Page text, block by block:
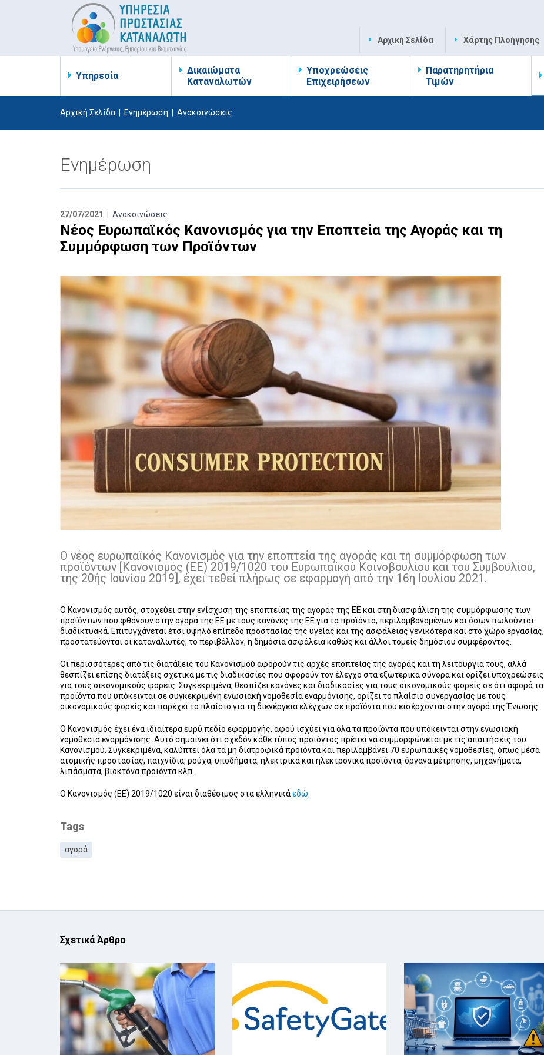
Αρχική Σελίδα Χάρτης Πλοήγησης
Υπηρεσία
Δικαιώματα
Καταναλωτών
Υποχρεώσεις
Επιχειρήσεων
Παρατηρητήρια
Τιμών
Αρχική Σελίδα Ενημέρωση Ανακοινώσεις
Ενημέρωση
27/07/2021 | Ανακοινώσεις
Νέος Ευρωπαϊκός Κανονισμός για την Εποπτεία της Αγοράς και τη
Συμμόρφωση των Προϊόντων
Ο νέος ευρωπαϊκός Κανονισμός για την εποπτεία της αγοράς και τη συμμόρφωση των
προϊόντων [Κανονισμός (ΕΕ) 2019/1020 του Ευρωπαϊκού Κοινοβουλίου και του Συμβουλίου,
της 20ής Ιουνίου 2019], έχει τεθεί πλήρως σε εφαρμογή από την 16η Ιουλίου 2021.
Ο Κανονισμός αυτός, στοχεύει στην ενίσχυση της εποπτείας της αγοράς της ΕΕ και στη διασφάλιση της συμμόρφωσης των
προϊόντων που φθάνουν στην αγορά της ΕΕ με τους κανόνες της ΕΕ για τα προϊόντα, περιλαμβανομένων και όσων πωλούνται
διαδικτυακά. Επιτυγχάνεται έτσι υψηλό επίπεδο προστασίας της υγείας και της ασφάλειας γενικότερα και στο χώρο εργασίας,
προστατεύονται οι καταναλωτές, το περιβάλλον, η δημόσια ασφάλεια καθώς και άλλοι τομείς δημόσιου συμφέροντος.
Οι περισσότερες από τις διατάξεις του Κανονισμού αφορούν τις αρχές εποπτείας της αγοράς και τη λειτουργία τους, αλλά
θεσπίζει επίσης διατάξεις σχετικά με τις διαδικασίες που αφορούν τον έλεγχο στα εξωτερικά σύνορα και ορίζει υποχρεώσεις
για τους οικονομικούς φορείς. Συγκεκριμένα, θεσπίζει κανόνες και διαδικασίες για τους οικονομικούς φορείς σε ότι αφορά τα
προϊόντα που υπόκεινται σε συγκεκριμένη ενωσιακή νομοθεσία εναρμόνισης, ορίζει το πλαίσιο συνεργασίας με τους
οικονομικούς φορείς και παρέχει το πλαίσιο για τη διενέργεια ελέγχων σε προϊόντα που εισέρχονται στην αγορά της Ένωσης.
Ο Κανονισμός έχει ένα ιδιαίτερα ευρύ πεδίο εφαρμογής, αφού ισχύει για όλα τα προϊόντα που υπόκεινται στην ενωσιακή
νομοθεσία εναρμόνισης. Αυτό σημαίνει ότι σχεδόν κάθε τύπος προϊόντος πρέπει να συμμορφώνεται με τις απαιτήσεις του
Κανονισμού. Συγκεκριμένα, καλύπτει όλα τα μη διατροφικά προϊόντα και περιλαμβάνει 70 ευρωπαϊκές νομοθεσίες, όπως μέσα
ατομικής προστασίας, παιχνίδια, ρούχα, υποδήματα, ηλεκτρικά και ηλεκτρονικά προϊόντα, όργανα μέτρησης, μηχανήματα,
λιπάσματα, βιοκτόνα προϊόντα κλπ.
Ο Κανονισμός (ΕΕ) 2019/1020 είναι διαθέσιμος στα ελληνικάεδώ
Tags
αγορά
Σχετικά Άρθρα